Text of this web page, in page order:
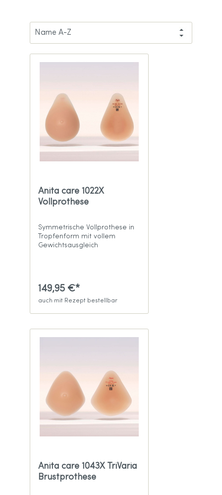
Anita care 1022X
Vollprothese
Symmetrische Vollprothese in
Tropfenform mit vollem
Gewichtsausgleich
149,95 €*
auch mit Rezept bestellbar
Anita care 1043X TriVaria
Brustprothese